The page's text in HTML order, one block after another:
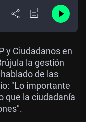
y Ciudadanos en
la gestión
de las
"Lo importante
que la ciudadanía